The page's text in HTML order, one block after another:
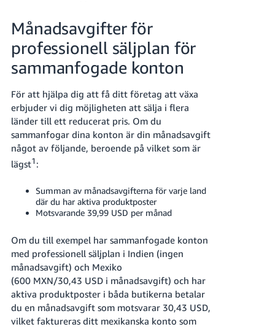
Månadsavgifter för
professionell säljplan för
sammanfogade konton
För att hjälpa dig att få ditt företag att växa
erbjuder vi dig möjligheten att sälja i flera
länder till ett reducerat pris. Om du
sammanfogar dina konton är din månadsavgift
något av följande, beroende på vilket som är
lägst1 :
Summan av månadsavgifterna för varje land
där du har aktiva produktposter
Motsvarande 39,99 USD per månad
Om du till exempel har sammanfogade konton
med professionell säljplan i Indien (ingen
månadsavgift) och Mexiko
(600 MXN/30,43 USD i månadsavgift) och har
aktiva produktposter i båda butikerna betalar
du en månadsavgift som motsvarar 30,43 USD,
vilket faktureras ditt mexikanska konto som